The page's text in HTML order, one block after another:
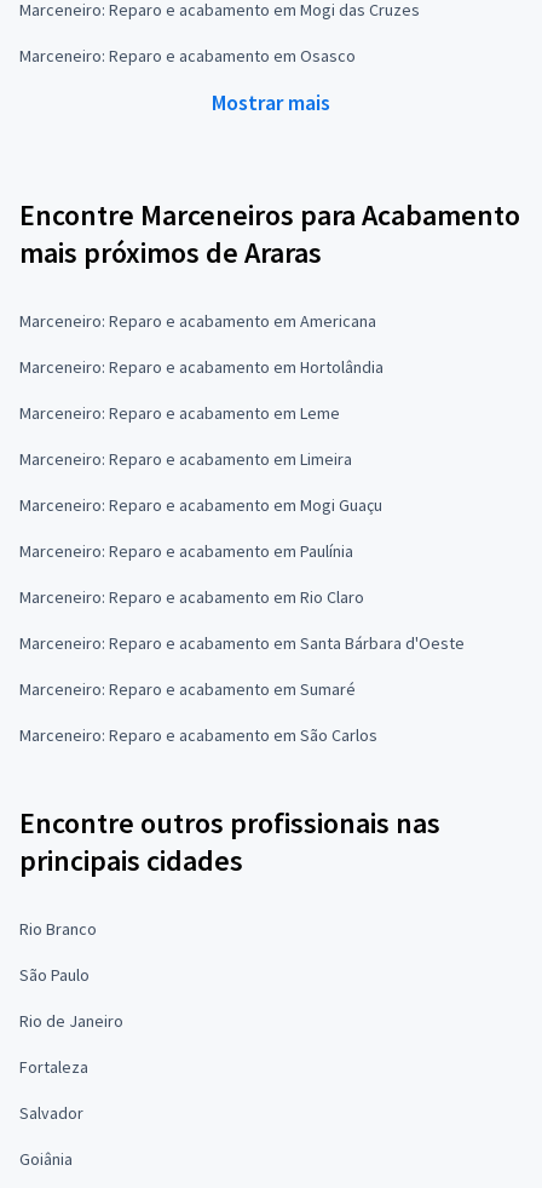
Marceneiro: Reparo e acabamento em Mogi das Cruzes
Marceneiro: Reparo e acabamento em Osasco
Mostrar mais
Encontre Marceneiros para Acabamento
mais próximos de Araras
Marceneiro: Reparo e acabamento em Americana
Marceneiro: Reparo e acabamento em Hortolândia
Marceneiro: Reparo e acabamento em Leme
Marceneiro: Reparo e acabamento em Limeira
Marceneiro: Reparo e acabamento em Mogi Guaçu
Marceneiro: Reparo e acabamento em Paulínia
Marceneiro: Reparo e acabamento em Rio Claro
Marceneiro: Reparo e acabamento em Santa Bárbara d'Oeste
Marceneiro: Reparo e acabamento em Sumaré
Marceneiro: Reparo e acabamento em São Carlos
Encontre outros profissionais nas
principais cidades
Rio Branco
São Paulo
Rio de Janeiro
Fortaleza
Salvador
Goiânia